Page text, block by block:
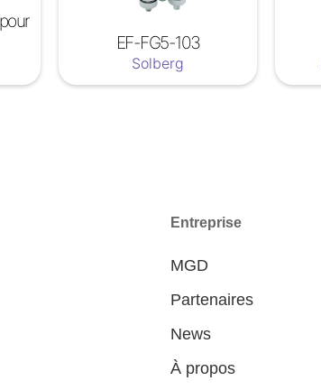
EF-FG5-103
Solberg
Entreprise
MGD
Partenaires
News
À propos